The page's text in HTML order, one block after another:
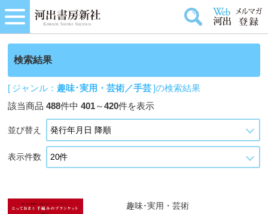
検索結果
[ ジャンル： 趣味･実用・芸術／手芸]の検索結果
該当商品488件中401～420件を表示
並び替え
表示件数
趣味･実用・芸術